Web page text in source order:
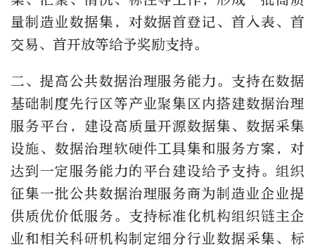
量制造业数据集，对数据首登记、首入表、首
交易、首开放等给予奖励支持。
二、提高公共数据治理服务能力。支持在数据
基础制度先行区等产业聚集区内搭建数据治理
服务平台，建设高质量开源数据集、数据采集
设施、数据治理软硬件工具集和服务方案，对
达到一定服务能力的平台建设给予支持。组织
征集一批公共数据治理服务商为制造业企业提
供质优价低服务。支持标准化机构组织链主企
业和相关科研机构制定细分行业数据采集、标